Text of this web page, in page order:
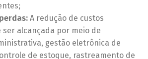
A redução de custos
ser alcançada por meio de
gestão eletrônica de
de estoque, rastreamento de